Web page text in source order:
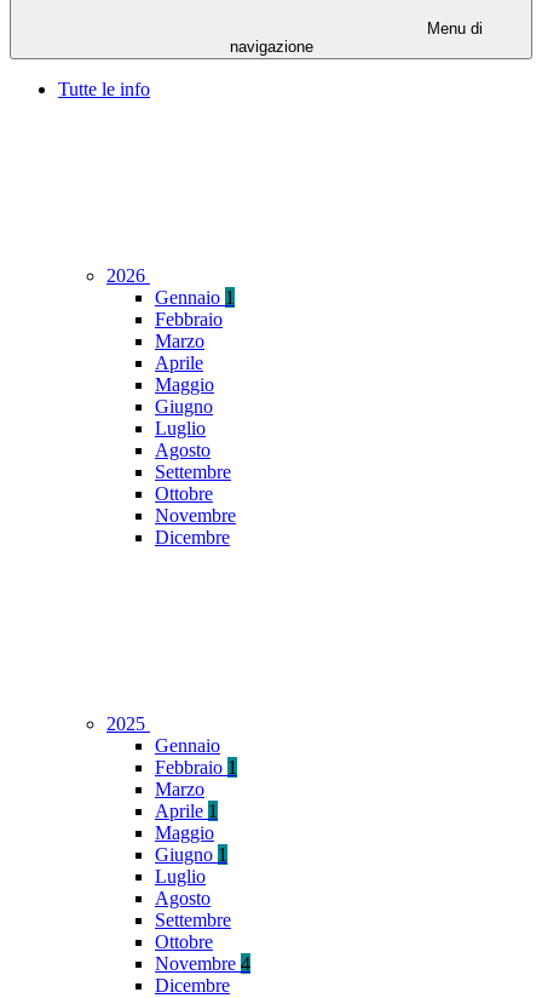
Menu di
navigazione
Tutte le info
2026
Gennaio 1
Febbraio
Marzo
Aprile
Maggio
Giugno
Luglio
Agosto
Settembre
Ottobre
Novembre
Dicembre
2025
Gennaio
Febbraio 1
Marzo
Aprile 1
Maggio
Giugno 1
Luglio
Agosto
Settembre
Ottobre
Novembre 4
Dicembre